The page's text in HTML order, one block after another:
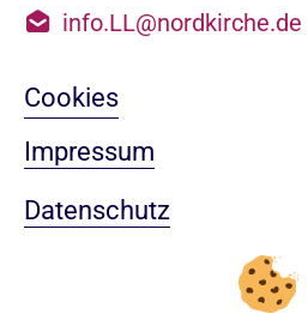
info.LL@nordkirche.de
Cookies
Impressum
Datenschutz